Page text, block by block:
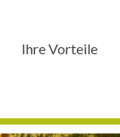
Ihre Vorteile